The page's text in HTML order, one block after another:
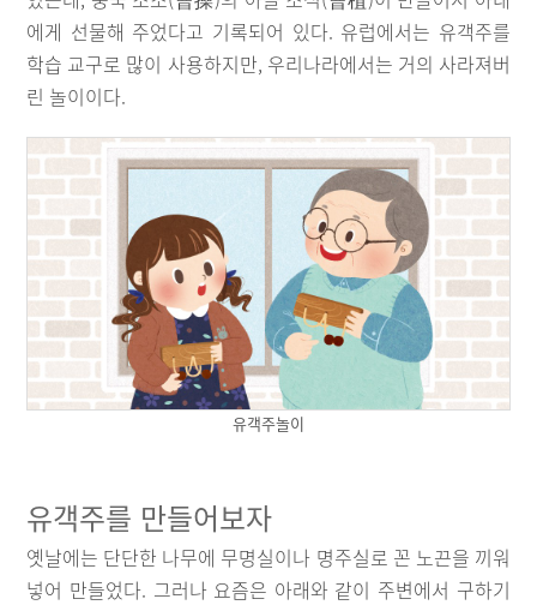
에게 선물해 주었다고 기록되어 있다. 유럽에서는 유객주를
학습 교구로 많이 사용하지만, 우리나라에서는 거의 사라져버
린 놀이이다.
유객주놀이
유객주를 만들어보자
옛날에는 단단한 나무에 무명실이나 명주실로 꼰 노끈을 끼워
넣어 만들었다. 그러나 요즘은 아래와 같이 주변에서 구하기